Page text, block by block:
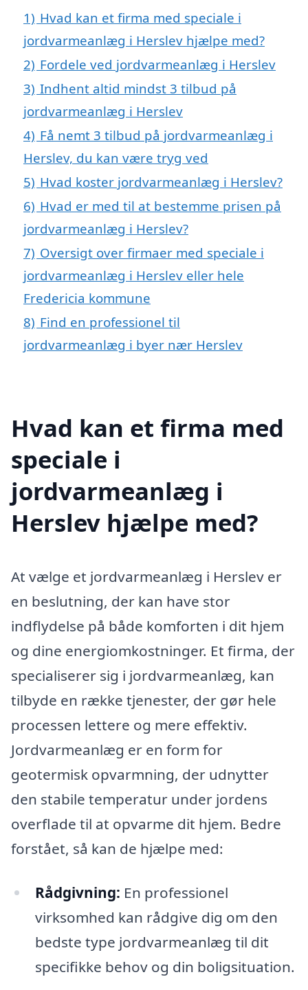
1) Hvad kan et firma med speciale i
jordvarmeanlæg i Herslev hjælpe med?
2) Fordele ved jordvarmeanlæg i Herslev
3) Indhent altid mindst 3 tilbud på
jordvarmeanlæg i Herslev
4) Få nemt 3 tilbud på jordvarmeanlæg i
Herslev, du kan være tryg ved
5) Hvad koster jordvarmeanlæg i Herslev?
6) Hvad er med til at bestemme prisen på
jordvarmeanlæg i Herslev?
7) Oversigt over firmaer med speciale i
jordvarmeanlæg i Herslev eller hele
Fredericia kommune
8) Find en professionel til
jordvarmeanlæg i byer nær Herslev
Hvad kan et firma med
speciale i
jordvarmeanlæg i
Herslev hjælpe med?
At vælge et jordvarmeanlæg i Herslev er
en beslutning, der kan have stor
indflydelse på både komforten i dit hjem
og dine energiomkostninger. Et firma, der
specialiserer sig i jordvarmeanlæg, kan
tilbyde en række tjenester, der gør hele
processen lettere og mere effektiv.
Jordvarmeanlæg er en form for
geotermisk opvarmning, der udnytter
den stabile temperatur under jordens
overflade til at opvarme dit hjem. Bedre
forstået, så kan de hjælpe med:
Rådgivning: En professionel
virksomhed kan rådgive dig om den
bedste type jordvarmeanlæg til dit
specifikke behov og din boligsituation.